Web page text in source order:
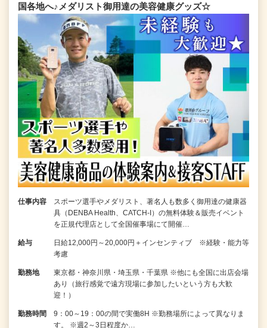
国各地へ♪メダリスト御用達の美容健康グッズ☆
仕事内容
スポーツ選手やメダリスト、著名人も数多く御用達の健康器
具（DENBA Health、CATCH-I）の無料体験＆販売イベント
を正規代理店として全国催事場にて開催…
給与
日給12,000円～20,000円＋インセンティブ ※経験・能力等
考慮
勤務地
東京都・神奈川県・埼玉県・千葉県 ※他にも全国に出店会場
あり（旅行感覚で遠方現場に参加したいという方も大歓
迎！）
勤務時間
9：00～19：00の間で実働8H ※勤務場所によって異なりま
す。 ※週2～3日程度か…